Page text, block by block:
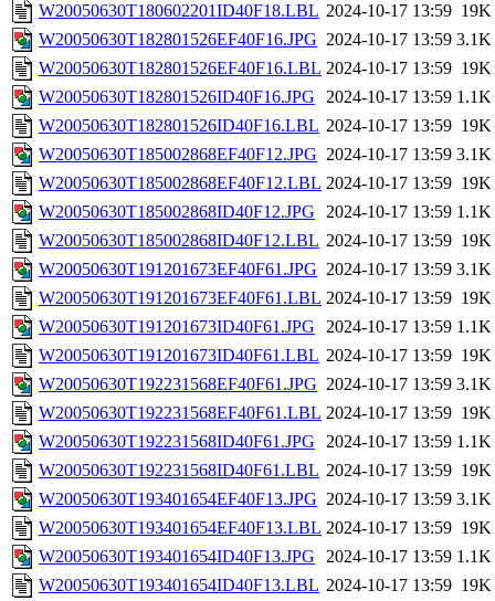
W20050630T180602201ID40F18.LBL 2024-10-17 13:59 19K
W20050630T182801526EF40F16.JPG 2024-10-17 13:59 3.1K
W20050630T182801526EF40F16.LBL 2024-10-17 13:59 19K
W20050630T182801526ID40F16.JPG
2024-10-17 13:59 1.1K
W20050630T182801526ID40F16.LBL 2024-10-17 13:59 19K
W20050630T185002868EF40F12.JPG 2024-10-17 13:59 3.1K
W20050630T185002868EF40F12.LBL 2024-10-17 13:59 19K
W20050630T185002868ID40F12.JPG
2024-10-17 13:59 1.1K
W20050630T185002868ID40F12.LBL 2024-10-17 13:59 19K
W20050630T191201673EF40F61.JPG 2024-10-17 13:59 3.1K
W20050630T191201673EF40F61.LBL 2024-10-17 13:59 19K
W20050630T191201673ID40F61.JPG
2024-10-17 13:59 1.1K
W20050630T191201673ID40F61.LBL 2024-10-17 13:59 19K
W20050630T192231568EF40F61.JPG 2024-10-17 13:59 3.1K
W20050630T192231568EF40F61.LBL 2024-10-17 13:59 19K
W20050630T192231568ID40F61.JPG
2024-10-17 13:59 1.1K
W20050630T192231568ID40F61.LBL 2024-10-17 13:59 19K
W20050630T193401654EF40F13.JPG 2024-10-17 13:59 3.1K
W20050630T193401654EF40F13.LBL 2024-10-17 13:59 19K
W20050630T193401654ID40F13.JPG
2024-10-17 13:59 1.1K
W20050630T193401654ID40F13.LBL 2024-10-17 13:59 19K